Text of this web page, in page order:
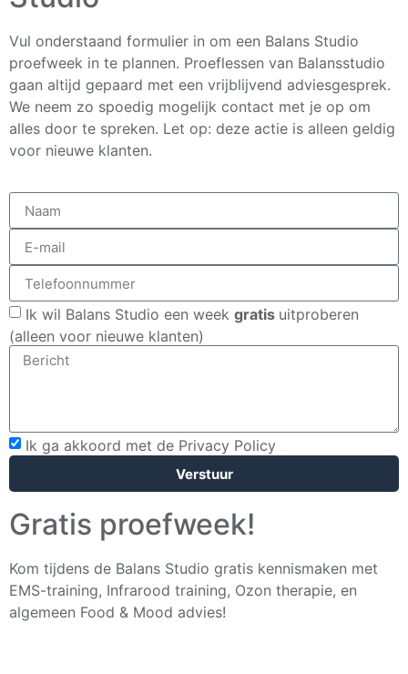
Gratis proefweek!
Kom tijdens de Balans Studio gratis kennismaken met
EMS-training, Infrarood training, Ozon therapie, en
algemeen Food & Mood advies!
Vul onderstaand formulier in om een Balans Studio
proefweek in te plannen. Proeflessen van Balansstudio
gaan altijd gepaard met een vrijblijvend adviesgesprek.
We neem zo spoedig mogelijk contact met je op om
alles door te spreken. Let op: deze actie is alleen geldig
voor nieuwe klanten.
Ik wil Balans Studio een week gratis uitproberen
(alleen voor nieuwe klanten)
Ik ga akkoord met de Privacy Policy
Verstuur